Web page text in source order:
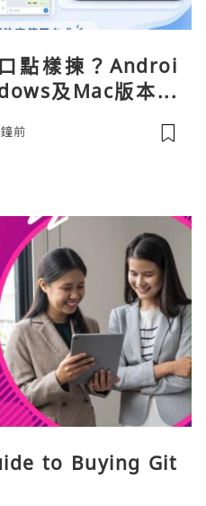
點樣揀？Androi
及Mac版本分
前
to Buying Git